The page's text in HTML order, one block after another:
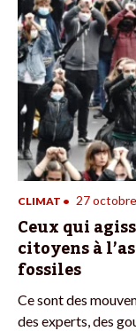
CLIMAT • 27
Ceux qui
citoyens à
fossiles
Ce sont des
des experts, des